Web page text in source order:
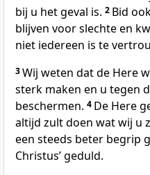
bij u het geval is. 2 Bid
blijven voor slechte en
niet iedereen is te
3Wij weten dat de Here
sterk maken en u tegen
beschermen. 4 De Here
altijd zult doen wat wij u
een steeds beter begrip
Christusʼ geduld.